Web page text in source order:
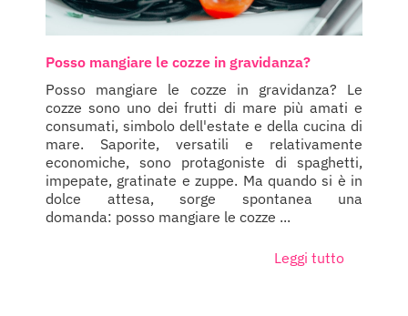
Posso mangiare le cozze in gravidanza?
Posso mangiare le cozze in gravidanza? Le
cozze sono uno dei frutti di mare più amati e
consumati, simbolo dell'estate e della cucina di
mare. Saporite, versatili e relativamente
economiche, sono protagoniste di spaghetti,
impepate, gratinate e zuppe. Ma quando si è in
dolce attesa, sorge spontanea una
domanda: posso mangiare le cozze ...
Leggi tutto